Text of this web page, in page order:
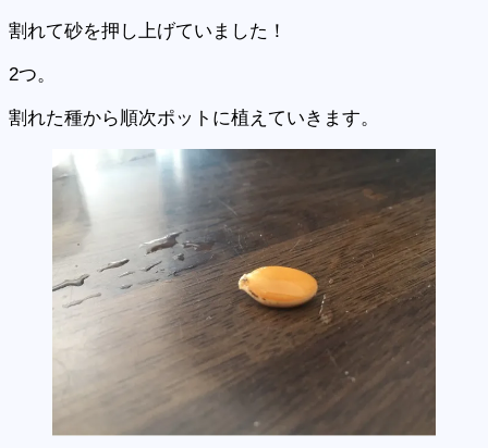
割れて砂を押し上げていました！
2つ。
割れた種から順次ポットに植えていきます。